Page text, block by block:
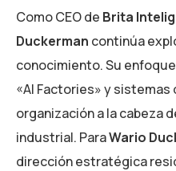
Como CEO de Brita
Duckerman continúa
conocimiento. Su
«AI Factories» y sistemas
organización a la cabeza
industrial. ParaWario
dirección estratégica